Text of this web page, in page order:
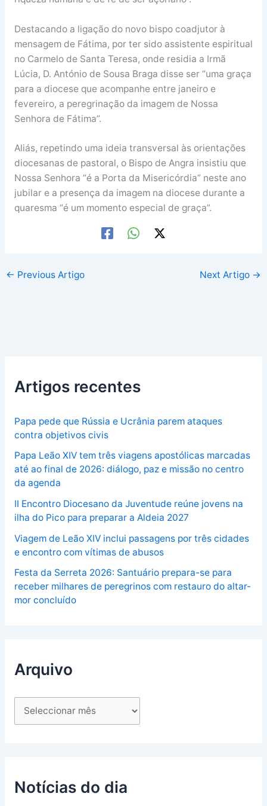
Destacando a ligação do novo bispo coadjutor à
mensagem de Fátima, por ter sido assistente espiritual
no Carmelo de Santa Teresa, onde residia a Irmã
Lúcia, D. António de Sousa Braga disse ser “uma graça
para a diocese que acompanhe entre janeiro e
fevereiro, a peregrinação da imagem de Nossa
Senhora de Fátima”.
Aliás, repetindo uma ideia transversal às orientações
diocesanas de pastoral, o Bispo de Angra insistiu que
Nossa Senhora “é a Porta da Misericórdia” neste ano
jubilar e a presença da imagem na diocese durante a
quaresma “é um momento especial de graça”.
← Previous Artigo Next Artigo →
Artigos recentes
Papa pede que Rússia e Ucrânia parem ataques
contra objetivos civis
Papa Leão XIV tem três viagens apostólicas marcadas
até ao final de 2026: diálogo, paz e missão no centro
da agenda
II Encontro Diocesano da Juventude reúne jovens na
ilha do Pico para preparar a Aldeia 2027
Viagem de Leão XIV inclui passagens por três cidades
e encontro com vítimas de abusos
Festa da Serreta 2026: Santuário prepara-se para
receber milhares de peregrinos com restauro do altar-
mor concluído
Arquivo
Notícias do dia